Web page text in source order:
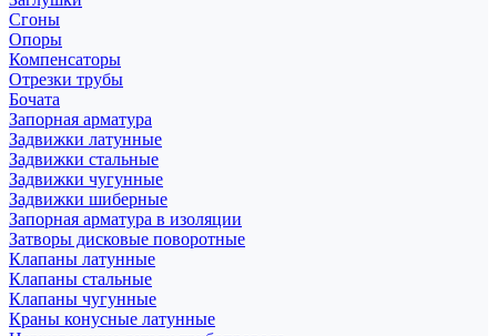
Сгоны
Опоры
Компенсаторы
Отрезки трубы
Бочата
Запорная арматура
Задвижки латунные
Задвижки стальные
Задвижки чугунные
Задвижки шиберные
Запорная арматура в изоляции
Затворы дисковые поворотные
Клапаны латунные
Клапаны стальные
Клапаны чугунные
Краны конусные латунные